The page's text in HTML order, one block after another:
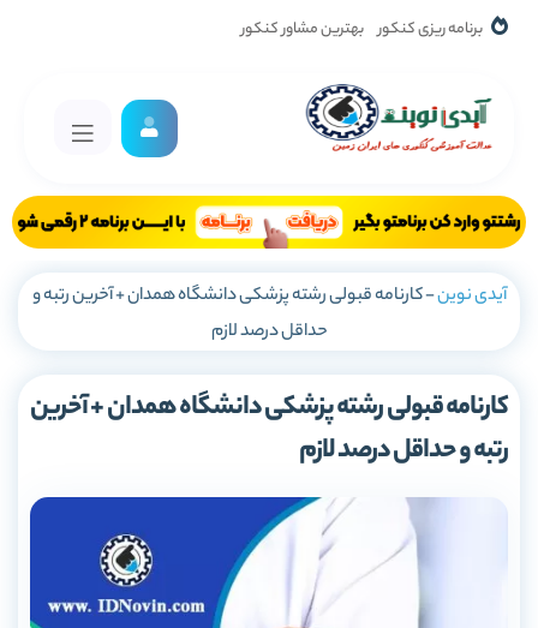
برنامه ریزی کنکور بهترین مشاور کنکور
آیدی نوین-کارنامه قبولی رشته پزشکی دانشگاه همدان + آخرین رتبه و
حداقل درصد لازم
کارنامه قبولی رشته پزشکی دانشگاه همدان + آخرین
رتبه و حداقل درصد لازم